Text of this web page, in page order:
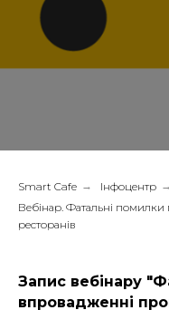
Smart Cafe → Інфоцентр →
Вебінар. Фатальні
ресторанів
Запис вебінару
впровадженні